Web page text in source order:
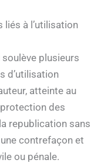
liés à l’utilisation
soulève plusieurs
d’utilisation
atteinte au
des
republication sans
contrefaçon et
ou pénale.